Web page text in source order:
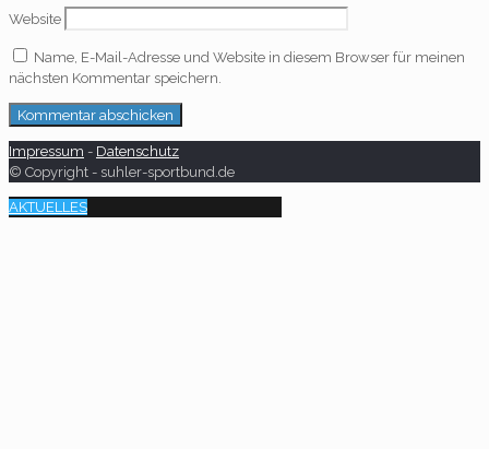
Website
Name, E-Mail-Adresse und Website in diesem Browser für meinen
nächsten Kommentar speichern.
Impressum - Datenschutz
© Copyright - suhler-sportbund.de
AKTUELLES